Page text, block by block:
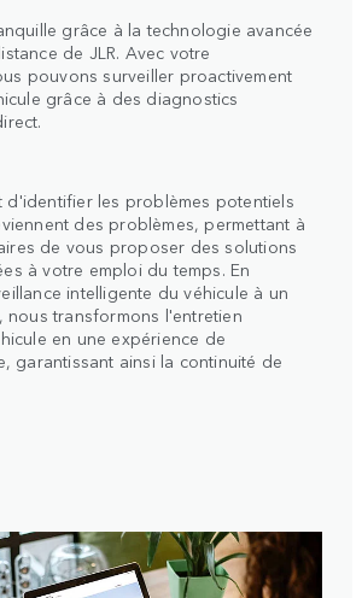
grâce à la technologie avancée
de JLR. Avec votre
pouvons surveiller proactivement
grâce à des diagnostics
d'identifier les problèmes potentiels
des problèmes, permettant à
de vous proposer des solutions
à votre emploi du temps. En
intelligente du véhicule à un
nous transformons l'entretien
en une expérience de
garantissant ainsi la continuité de